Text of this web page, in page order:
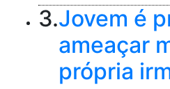
3.Jovem é
ameaçar
própria